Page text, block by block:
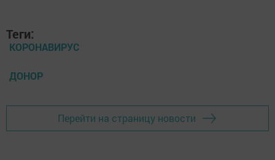
Теги:
КОРОНАВИРУС
ДОНОР
Перейти на страницу новости